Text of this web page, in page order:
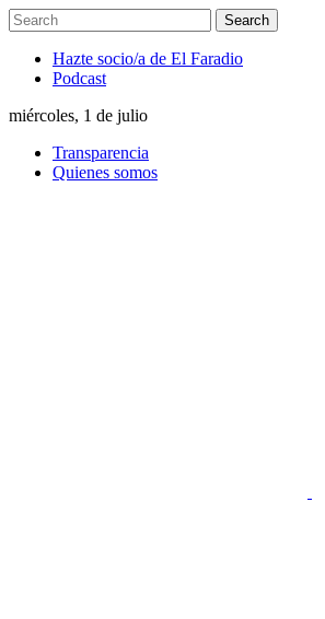
Hazte socio/a de El Faradio
Podcast
miércoles, 1 de julio
Transparencia
Quienes somos